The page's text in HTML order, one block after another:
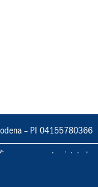
– PI 04155780366
vietata la
totale o parziale.